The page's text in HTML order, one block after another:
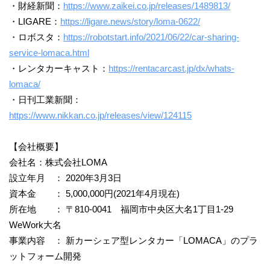
・財経新聞： https://www.zaikei.co.jp/releases/1489813/
・LIGARE： https://ligare.news/story/loma-0622/
・ロボスタ： https://robotstart.info/2021/06/22/car-sharing-
service-lomaca.html
・レンタカーキャスト： https://rentacarcast.jp/dx/whats-
lomaca/
・日刊工業新聞：
https://www.nikkan.co.jp/releases/view/124115
【会社概要】
会社名：株式会社LOMA
設立年月 ： 2020年3月3日
資本金 ： 5,000,000円(2021年4月現在)
所在地 ： 〒810-0041 福岡市中央区大名1丁目1-29
WeWork大名
事業内容 ： 新カーシェア型レンタカー「LOMACA」のプラ
ットフォーム開発